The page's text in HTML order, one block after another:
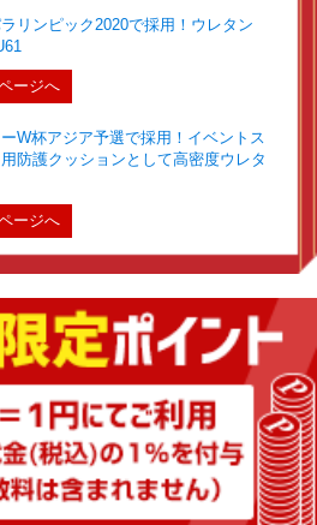
リンピック2020で採用！ウレタン
ージへ
W杯アジア予選で採用！イベントス
防護クッションとして高密度ウレタ
ージへ